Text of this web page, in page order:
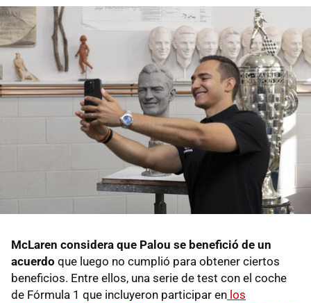
McLaren considera que Palou se benefició de un
acuerdo que luego no cumplió para obtener ciertos
beneficios. Entre ellos, una serie de test con el coche
de Fórmula 1 que incluyeron participar en los